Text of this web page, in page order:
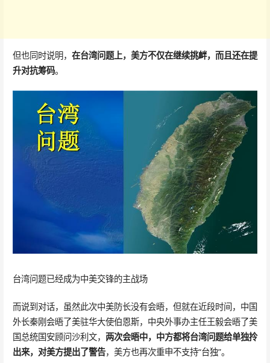
但也同时说明， 在台湾问题上，美方不仅在继续挑衅，而且还在提
升对抗筹码。
台湾问题已经成为中美交锋的主战场
而说到对话，虽然此次中美防长没有会晤，但就在近段时间，中国
外长秦刚会晤了美驻华大使伯恩斯，中央外事办主任王毅会晤了美
国总统国安顾问沙利文， 两次会晤中，中方都将台湾问题给单独拎
出来，对美方提出了警告，美方也再次重申不支持“台独”。